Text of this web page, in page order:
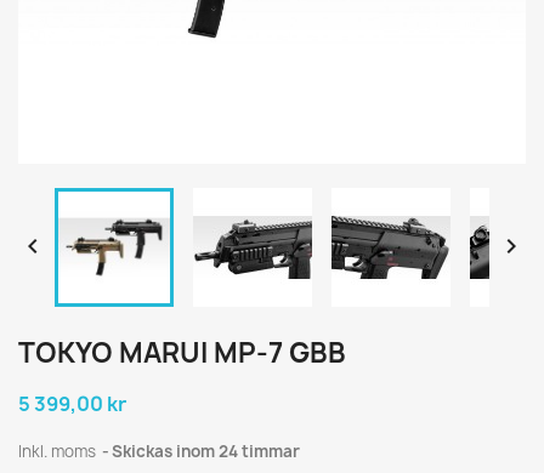
 
TOKYO MARUI MP-7 GBB
5 399,00 kr
Inkl. moms Skickas inom 24 timmar